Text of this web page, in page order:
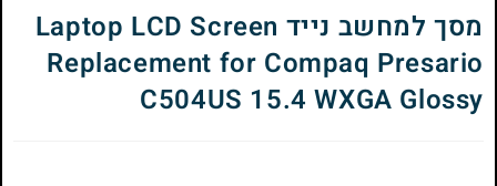
מסך למחשב נייד Laptop LCD Screen
Replacement for Compaq Presario
C504US 15.4 WXGA Glossy